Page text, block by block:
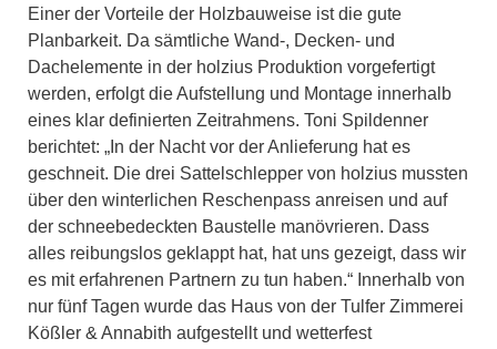
Einer der Vorteile der Holzbauweise ist die gute
Planbarkeit. Da sämtliche Wand-, Decken- und
Dachelemente in der holzius Produktion vorgefertigt
werden, erfolgt die Aufstellung und Montage innerhalb
eines klar definierten Zeitrahmens. Toni Spildenner
berichtet: „In der Nacht vor der Anlieferung hat es
geschneit. Die drei Sattelschlepper von holzius mussten
über den winterlichen Reschenpass anreisen und auf
der schneebedeckten Baustelle manövrieren. Dass
alles reibungslos geklappt hat, hat uns gezeigt, dass wir
es mit erfahrenen Partnern zu tun haben.“ Innerhalb von
nur fünf Tagen wurde das Haus von der Tulfer Zimmerei
Kößler & Annabith aufgestellt und wetterfest